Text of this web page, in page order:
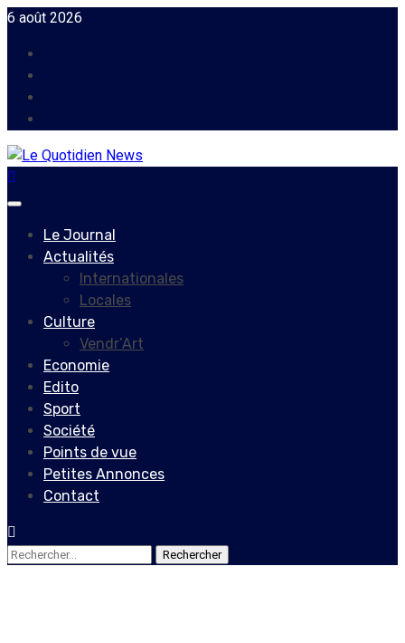
Skip
content
6 août 2026
Primary
Le Journal
Actualités
Internationales
Locales
Culture
Vendr’Art
Economie
Edito
Sport
Société
Points de vue
Petites Annonces
Contact
Rechercher :